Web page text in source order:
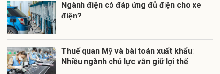
Ngành điện có đáp ứng đủ điện cho xe
điện?
Thuế quan Mỹ và bài toán xuất khẩu:
Nhiều ngành chủ lực vẫn giữ lợi thế